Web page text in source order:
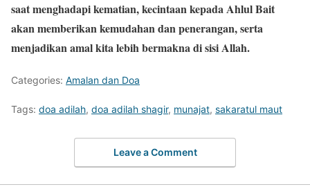
saat menghadapi kematian, kecintaan kepada Ahlul Bait
akan memberikan kemudahan dan penerangan, serta
menjadikan amal kita lebih bermakna di sisi Allah.
Categories: Amalan dan Doa
Tags: doa adilah, doa adilah shagir, munajat, sakaratul maut
Leave a Comment